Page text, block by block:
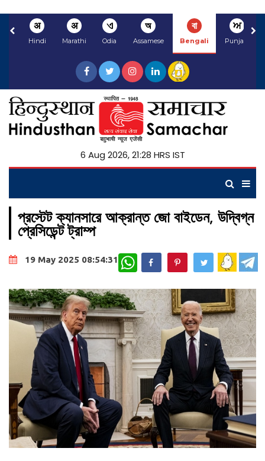
अ
Hindi
अ
Marathi
ଏ
Odia
অ
Assamese
বা
Bengali
ਅ
Punjabi
6 Aug 2026, 21:28 HRS IST
প্রস্টেট ক্যানসারে আক্রান্ত জো বাইডেন, উদ্বিগ্ন
প্রেসিডেন্ট ট্রাম্প
19 May 2025 08:54:31 WhatsApp